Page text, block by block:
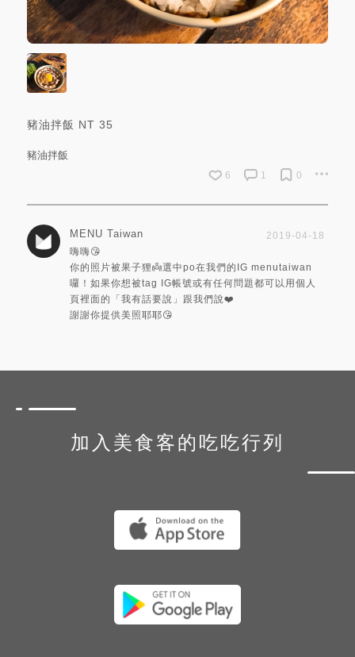
豬油拌飯 NT 35
豬油拌飯
6 1 0
MENU Taiwan
2019-04-18
嗨嗨😘
你的照片被果子狸👼選中po在我們的IG menutaiwan
囉！如果你想被tag IG帳號或有任何問題都可以用個人
頁裡面的「我有話要說」跟我們說❤️
謝謝你提供美照耶耶😘
加入美食客的吃吃行列